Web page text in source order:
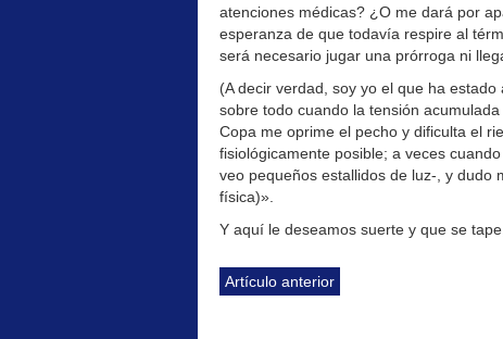
atenciones médicas? ¿O me dará por
esperanza de que todavía respire al
será necesario jugar una prórroga ni
(A decir verdad, soy yo el que ha
sobre todo cuando la tensión
Copa me oprime el pecho y dificulta el
fisiológicamente posible; a veces
veo pequeños estallidos de luz-, y dudo
física)».
Y aquí le deseamos suerte y que se
Artículo anterior